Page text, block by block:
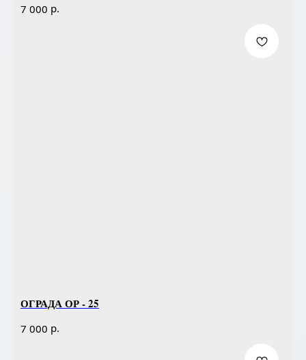
7 000 р.
ОГРАДА ОР - 25
7 000 р.